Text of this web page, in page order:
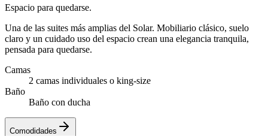
Espacio para quedarse.
Una de las suites más amplias del Solar. Mobiliario clásico, suelo
claro y un cuidado uso del espacio crean una elegancia tranquila,
pensada para quedarse.
Camas
2 camas individuales o king-size
Baño
Baño con ducha
Comodidades